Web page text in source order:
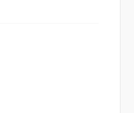
une nouvelle